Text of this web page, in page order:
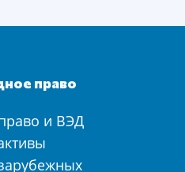
право
и ВЭД